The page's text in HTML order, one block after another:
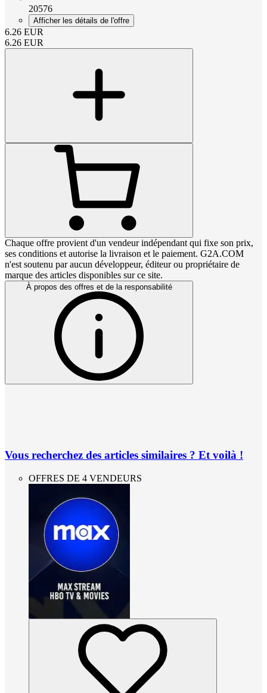
20576
Afficher les détails de l'offre
6.26 EUR
6.26 EUR
Chaque offre provient d'un vendeur indépendant qui fixe son prix,
ses conditions et autorise la livraison et le paiement. G2A.COM
n'est soutenu par aucun développeur, éditeur ou propriétaire de
marque des articles disponibles sur ce site.
À propos des offres et de la responsabilité
Vous recherchez des articles similaires ? Et voilà !
OFFRES DE 4 VENDEURS